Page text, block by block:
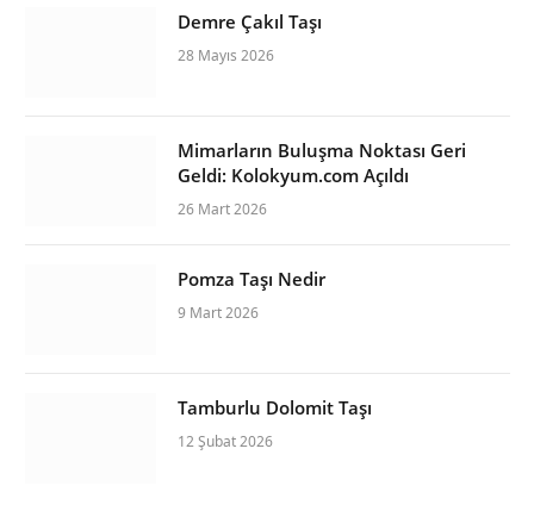
Demre Çakıl Taşı
28 Mayıs 2026
Mimarların Buluşma Noktası Geri
Geldi: Kolokyum.com Açıldı
26 Mart 2026
Pomza Taşı Nedir
9 Mart 2026
Tamburlu Dolomit Taşı
12 Şubat 2026